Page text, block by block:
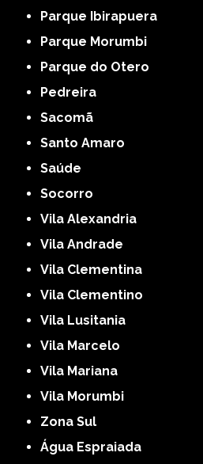
Parque Ibirapuera
Parque Morumbi
Parque do Otero
Pedreira
Sacomã
Santo Amaro
Saúde
Socorro
Vila Alexandria
Vila Andrade
Vila Clementina
Vila Clementino
Vila Lusitania
Vila Marcelo
Vila Mariana
Vila Morumbi
Zona Sul
Água Espraiada